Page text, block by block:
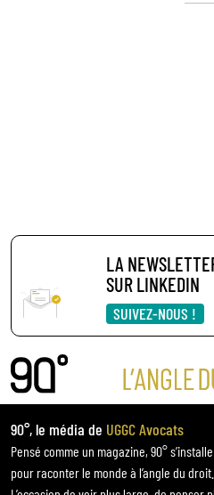
LA
SUR LINKEDIN
SUIVEZ-NOUS !
90°, le média de UGGC Avocats
Pensé comme un magazine, 90°
pour raconter le monde à l’angle du droit.